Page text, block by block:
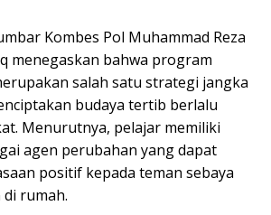
Kombes Pol Muhammad Reza
menegaskan bahwa program
salah satu strategi jangka
budaya tertib berlalu
Menurutnya, pelajar memiliki
agen perubahan yang dapat
positif kepada teman sebaya
rumah.